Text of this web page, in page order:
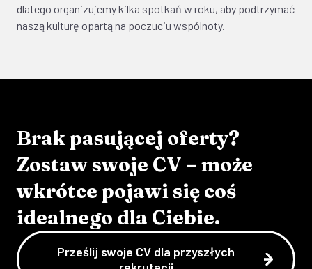
dlatego organizujemy kilka spotkań w roku, aby podtrzymać
naszą kulturę opartą na poczuciu wspólnoty.
Brak pasującej oferty?
Zostaw swoje CV – może
wkrótce pojawi się coś
idealnego dla Ciebie.
Prześlij swoje CV dla przyszłych